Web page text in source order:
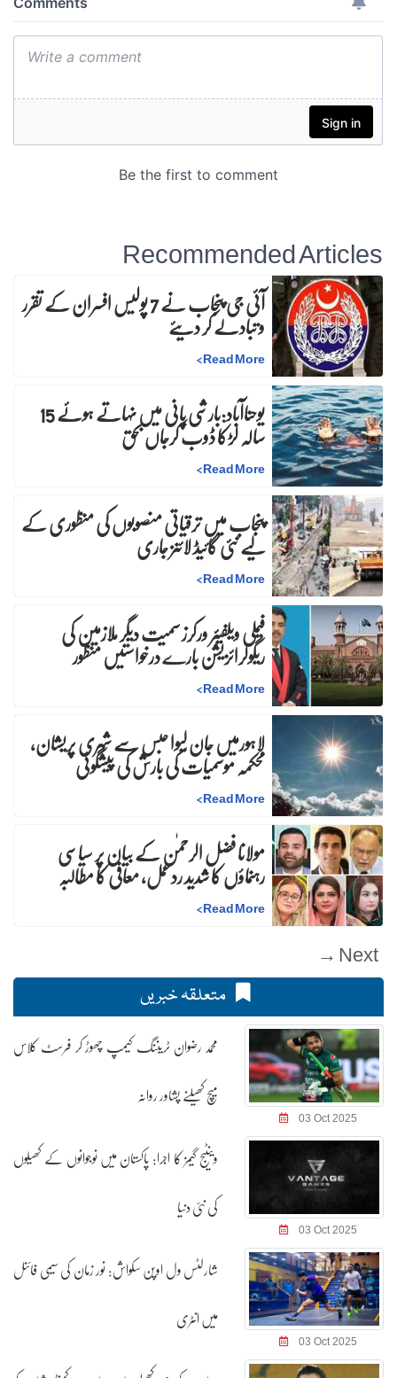
Recommended Articles
آئی جی پنجاب نے 7 پولیس افسران کے تقرر و تبادلے کر دیئے
Read More
>
یوحناآباد:بارشی پانی میں نہاتے ہوئے 15 سالہ لڑکا ڈوب کرجاں بحق
Read More
>
پنجاب میں ترقیاتی منصوبوں کی منظوری کے
لیے نئی گائیڈ لائنز جاری
Read More
>
فیملی ویلفیئر ورکرز سمیت دیگر ملازمین کی
ریگولرائزیشن بارے درخواستیں منظور
Read More
>
لاہورمیں جان لیوا حبس سے شہری پریشان،
محکمہ موسمیات کی بارش کی پیشگوئی
Read More
>
مولانا فضل الرحمٰن کے بیان پر سیاسی
رہنماؤں کا شدید ردعمل، معافی کا مطالبہ
Read More
>
Next →
متعلقہ خبریں
03 Oct 2025
محمد رضوان ٹریننگ کیمپ چھوڑ کر فرسٹ کلاس
میچ کھیلنے پشاور روانہ
03 Oct 2025
وینٹیج گیمز کا اجرا: پاکستان میں نوجوانوں کے کھیلوں
کی نئی دنیا
03 Oct 2025
شارلٹس ول اوپن سکواش: نور زمان کی سیمی فائنل
میں انٹری